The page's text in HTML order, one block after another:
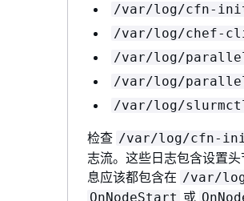
/var/log/cfn-
/var/log/chef-
/var/log/
/var/log/
/var/log/
检查 /var/log/cfn-
志流。这些日志包含设置
息应该都包含在 /var/
OnNodeStart 或